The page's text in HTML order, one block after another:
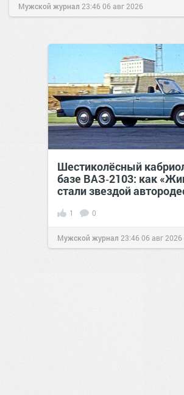
Мужской журнал 23:4606 авг 2026
Шестиколёсный
базе ВАЗ‑2103: как
стали звездой
1 0
Мужской журнал 23:4606 авг 2026